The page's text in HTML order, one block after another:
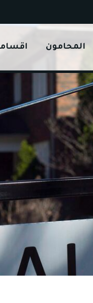
المحامون